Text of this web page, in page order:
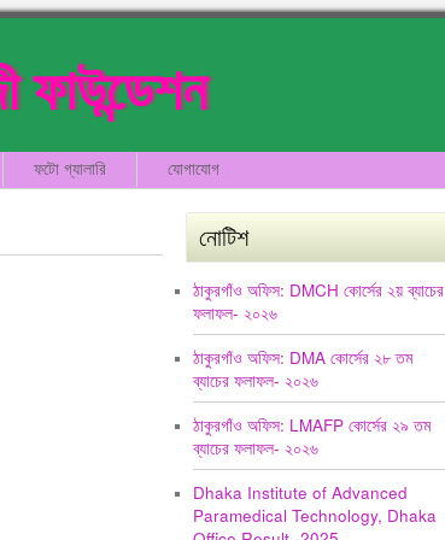
ফাউন্ডেশন
ফটো গ্যালারি যোগাযোগ
নোটিশ
ঠাকুরগাঁও অফিস: DMCH কোর্সের ২য় ব্যাচের
ফলাফল- ২০২৬
ঠাকুরগাঁও অফিস: DMA কোর্সের ২৮ তম
ব্যাচের ফলাফল- ২০২৬
ঠাকুরগাঁও অফিস: LMAFP কোর্সের ২৯ তম
ব্যাচের ফলাফল- ২০২৬
Dhaka Institute of Advanced
Paramedical Technology, Dhaka